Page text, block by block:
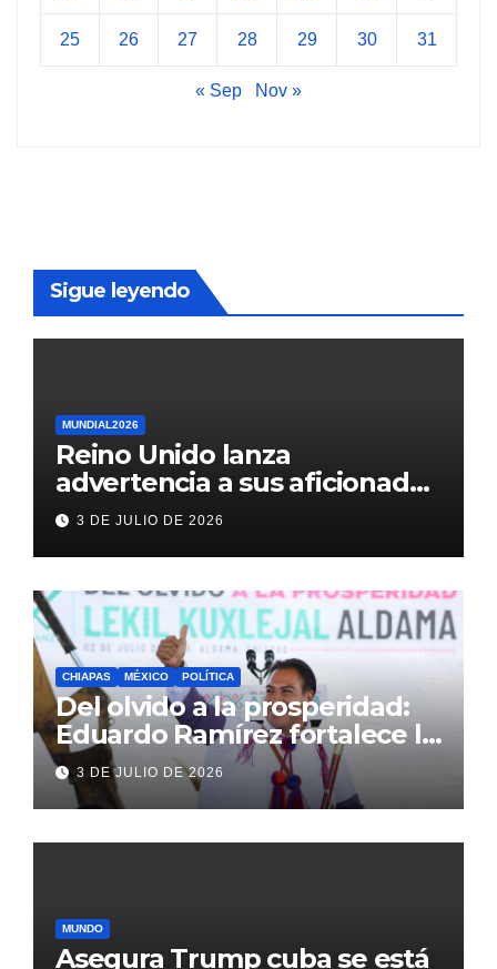
25 26 27 28 29 30 31
« Sep Nov »
Sigue leyendo
MUNDIAL2026
Reino Unido lanza
advertencia a sus aficionados
antes del México vs
Inglaterra en el Mundial 2026
3 DE JULIO DE 2026
CHIAPAS MÉXICO POLÍTICA
Del olvido a la prosperidad:
Eduardo Ramírez fortalece la
transformación de Aldama
con inversión histórica
3 DE JULIO DE 2026
MUNDO
Asegura Trump cuba se está